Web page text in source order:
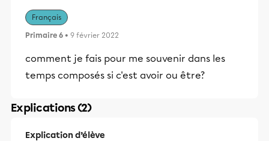
Français
Primaire 6 • 9 février 2022
comment je fais pour me souvenir dans les
temps composés si c'est avoir ou être?
Explications (2)
Explication d’élève